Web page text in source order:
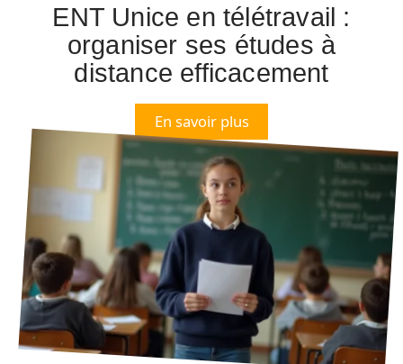
ENT Unice en télétravail :
organiser ses études à
distance efficacement
En savoir plus